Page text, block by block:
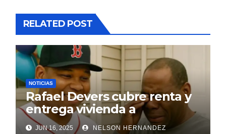
RELATED POST
NOTICIAS
Rafael Devers cubre renta y
entrega vivienda a
exentrenador en RD
JUN 16, 2025 NELSON HERNANDEZ